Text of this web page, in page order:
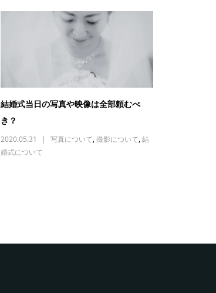
結婚式当日の写真や映像は全部頼むべ
き？
2020.05.31 写真について,撮影について,結
婚式について